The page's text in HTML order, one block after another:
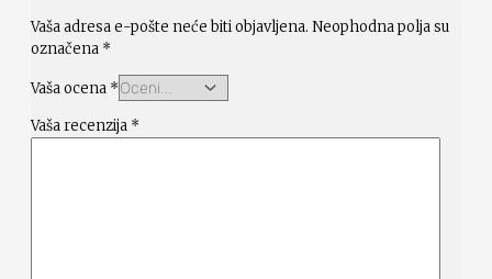
Vaša adresa e-pošte neće biti objavljena. Neophodna polja su
označena *
Vaša ocena *
Vaša recenzija *